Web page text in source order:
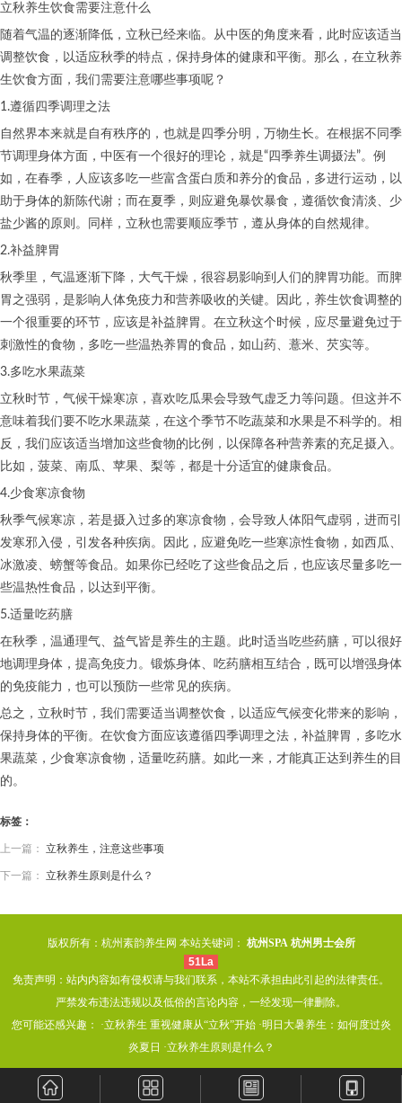
立秋养生饮食需要注意什么
随着气温的逐渐降低，立秋已经来临。从中医的角度来看，此时应该适当
调整饮食，以适应秋季的特点，保持身体的健康和平衡。那么，在立秋养
生饮食方面，我们需要注意哪些事项呢？
1.遵循四季调理之法
自然界本来就是自有秩序的，也就是四季分明，万物生长。在根据不同季
节调理身体方面，中医有一个很好的理论，就是“四季养生调摄法”。例
如，在春季，人应该多吃一些富含蛋白质和养分的食品，多进行运动，以
助于身体的新陈代谢；而在夏季，则应避免暴饮暴食，遵循饮食清淡、少
盐少酱的原则。同样，立秋也需要顺应季节，遵从身体的自然规律。
2.补益脾胃
秋季里，气温逐渐下降，大气干燥，很容易影响到人们的脾胃功能。而脾
胃之强弱，是影响人体免疫力和营养吸收的关键。因此，养生饮食调整的
一个很重要的环节，应该是补益脾胃。在立秋这个时候，应尽量避免过于
刺激性的食物，多吃一些温热养胃的食品，如山药、薏米、芡实等。
3.多吃水果蔬菜
立秋时节，气候干燥寒凉，喜欢吃瓜果会导致气虚乏力等问题。但这并不
意味着我们要不吃水果蔬菜，在这个季节不吃蔬菜和水果是不科学的。相
反，我们应该适当增加这些食物的比例，以保障各种营养素的充足摄入。
比如，菠菜、南瓜、苹果、梨等，都是十分适宜的健康食品。
4.少食寒凉食物
秋季气候寒凉，若是摄入过多的寒凉食物，会导致人体阳气虚弱，进而引
发寒邪入侵，引发各种疾病。因此，应避免吃一些寒凉性食物，如西瓜、
冰激凌、螃蟹等食品。如果你已经吃了这些食品之后，也应该尽量多吃一
些温热性食品，以达到平衡。
5.适量吃药膳
在秋季，温通理气、益气皆是养生的主题。此时适当吃些药膳，可以很好
地调理身体，提高免疫力。锻炼身体、吃药膳相互结合，既可以增强身体
的免疫能力，也可以预防一些常见的疾病。
总之，立秋时节，我们需要适当调整饮食，以适应气候变化带来的影响，
保持身体的平衡。在饮食方面应该遵循四季调理之法，补益脾胃，多吃水
果蔬菜，少食寒凉食物，适量吃药膳。如此一来，才能真正达到养生的目
的。
标签：
上一篇： 立秋养生，注意这些事项
下一篇： 立秋养生原则是什么？
版权所有：杭州素韵养生网 本站关键词： 杭州SPA 杭州男士会所
51La
免责声明：站内内容如有侵权请与我们联系，本站不承担由此引起的法律责任。
严禁发布违法违规以及低俗的言论内容，一经发现一律删除。
您可能还感兴趣： ·立秋养生 重视健康从“立秋”开始·明日大暑养生：如何度过炎
炎夏日 ·立秋养生原则是什么？